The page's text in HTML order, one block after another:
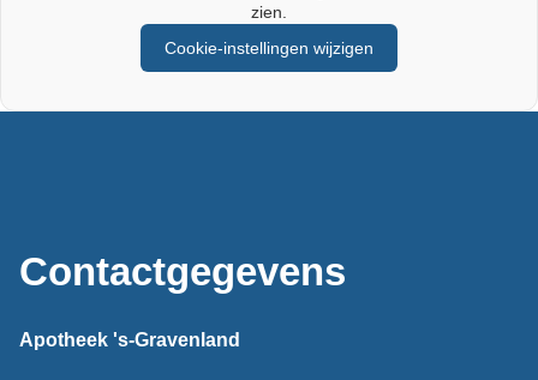
zien.
Cookie-instellingen wijzigen
Contactgegevens
Apotheek 's-Gravenland